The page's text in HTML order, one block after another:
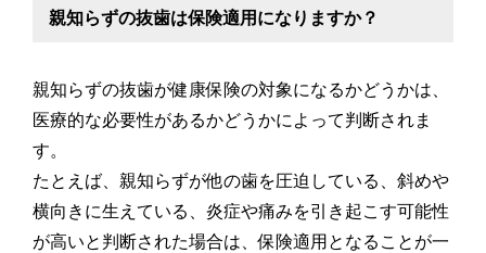
親知らずの抜歯は保険適用になりますか？
親知らずの抜歯が健康保険の対象になるかどうかは、
医療的な必要性があるかどうかによって判断されま
す。
たとえば、親知らずが他の歯を圧迫している、斜めや
横向きに生えている、炎症や痛みを引き起こす可能性
が高いと判断された場合は、保険適用となることが一